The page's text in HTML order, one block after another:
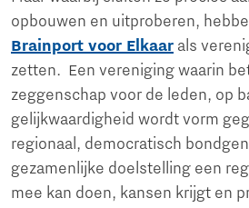
opbouwen en uitproberen,
Brainport voor Elkaar als
zetten. Een vereniging waarin
zeggenschap voor de leden, op
gelijkwaardigheid wordt vorm
regionaal, democratisch
gezamenlijke doelstelling een
mee kan doen, kansen krijgt en